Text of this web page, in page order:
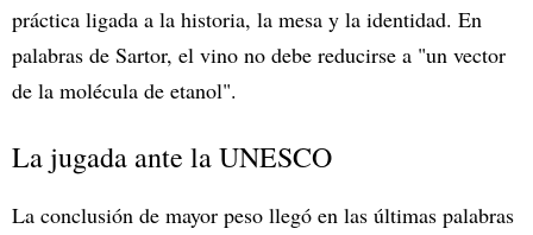
práctica ligada a la historia, la mesa y la identidad. En
palabras de Sartor, el vino no debe reducirse a "un vector
de la molécula de etanol".
La jugada ante la UNESCO
La conclusión de mayor peso llegó en las últimas palabras